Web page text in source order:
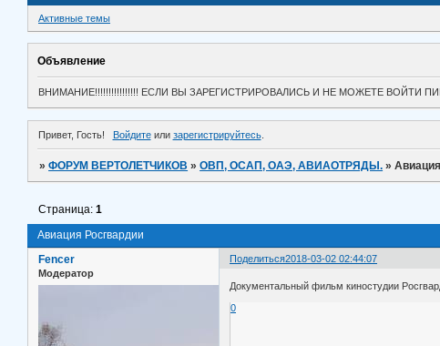
Активные темы
Объявление
ВНИМАНИЕ!!!!!!!!!!!!!!!! ЕСЛИ ВЫ ЗАРЕГИСТРИРОВАЛИСЬ И НЕ МОЖЕТЕ ВОЙТИ
Привет, Гость! Войдитеили зарегистрируйтесь.
»ФОРУМ ВЕРТОЛЕТЧИКОВ »ОВП, ОСАП, ОАЭ, АВИАОТРЯДЫ. »
Авиация Росгвардии
Страница:1
Поделиться2018-03-02 02:44:07
Fencer
Модератор
Документальный фильм киностудии
0